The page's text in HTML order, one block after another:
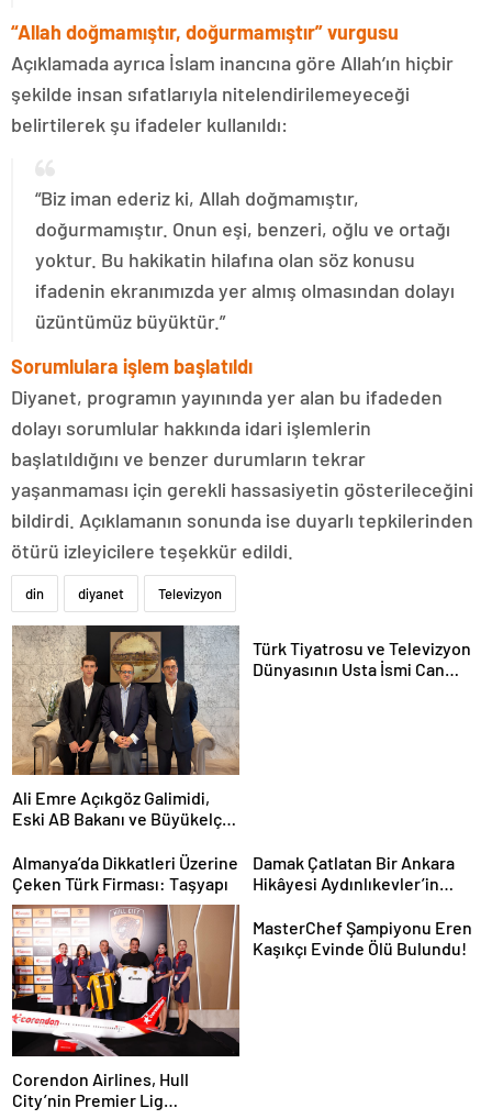
“Allah doğmamıştır, doğurmamıştır” vurgusu
Açıklamada ayrıca İslam inancına göre Allah’ın hiçbir
şekilde insan sıfatlarıyla nitelendirilemeyeceği
belirtilerek şu ifadeler kullanıldı:
“Biz iman ederiz ki, Allah doğmamıştır,
doğurmamıştır. Onun eşi, benzeri, oğlu ve ortağı
yoktur. Bu hakikatin hilafına olan söz konusu
ifadenin ekranımızda yer almış olmasından dolayı
üzüntümüz büyüktür.”
Sorumlulara işlem başlatıldı
Diyanet, programın yayınında yer alan bu ifadeden
dolayı sorumlular hakkında idari işlemlerin
başlatıldığını ve benzer durumların tekrar
yaşanmaması için gerekli hassasiyetin gösterileceğini
bildirdi. Açıklamanın sonunda ise duyarlı tepkilerinden
ötürü izleyicilere teşekkür edildi.
din diyanet Televizyon
Ali Emre Açıkgöz Galimidi,
Eski AB Bakanı ve Büyükelçi
Geldi
Türk Tiyatrosu ve Televizyon
Dünyasının Usta İsmi Can
Almanya’da Dikkatleri Üzerine
Çeken Türk Firması: Taşyapı
Damak Çatlatan Bir Ankara
Hikâyesi Aydınlıkevler’in
Corendon Airlines, Hull
City’nin Premier Lig
MasterChef Şampiyonu Eren
Kaşıkçı Evinde Ölü Bulundu!